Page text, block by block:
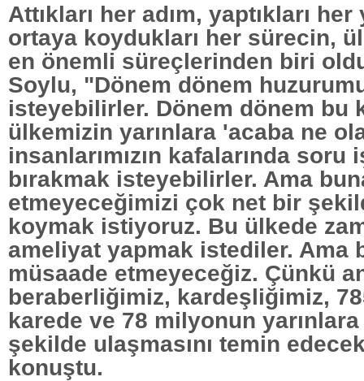
Attıkları her adım, yaptıkları her
ortaya koydukları her sürecin,
en önemli süreçlerinden biri
Soylu, "Dönem dönem
isteyebilirler. Dönem dönem bu
ülkemizin yarınlara 'acaba ne
insanlarımızın kafalarında soru
bırakmak isteyebilirler. Ama
etmeyeceğimizi çok net bir
koymak istiyoruz. Bu ülkede
ameliyat yapmak istediler. Ama
müsaade etmeyeceğiz. Çünkü
beraberliğimiz, kardeşliğimiz,
karede ve 78 milyonun
şekilde ulaşmasını temin
konuştu.